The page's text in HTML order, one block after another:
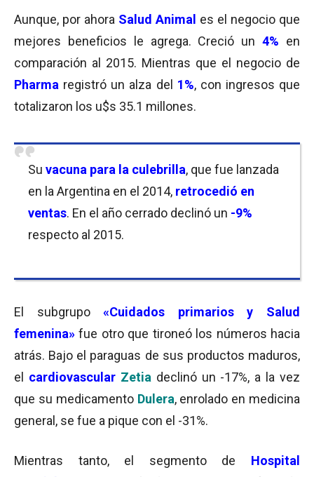
Aunque, por ahora Salud Animal es el negocio que
mejores beneficios le agrega. Creció un 4% en
comparación al 2015. Mientras que el negocio de
Pharma registró un alza del 1%, con ingresos que
totalizaron los u$s 35.1 millones.
Su vacuna para la culebrilla, que fue lanzada
en la Argentina en el 2014, retrocedió en
ventas. En el año cerrado declinó un -9%
respecto al 2015.
El subgrupo«Cuidados primarios y Salud
femenina» fue otro que tironeó los números hacia
atrás. Bajo el paraguas de sus productos maduros,
el cardiovascular Zetia declinó un -17%, a la vez
que su medicamento Dulera, enrolado en medicina
general, se fue a pique con el -31%.
Mientras tanto, el segmento de Hospital